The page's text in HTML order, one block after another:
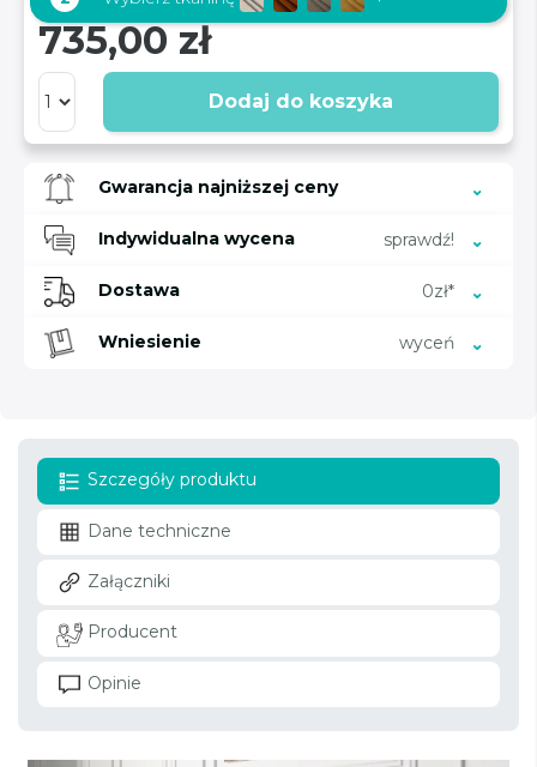
735,00 zł
Dodaj do koszyka
Gwarancja najniższej ceny
Indywidualna wycena sprawdź!
Dostawa 0zł*
Wniesienie wyceń
Szczegóły produktu
Dane techniczne
Załączniki
Producent
Opinie